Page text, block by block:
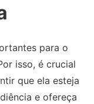
para o
isso, é crucial
que ela esteja
e ofereça